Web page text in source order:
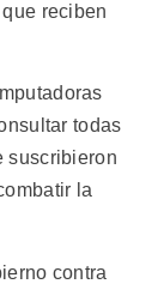
reciben
todas
suscribieron
la
contra